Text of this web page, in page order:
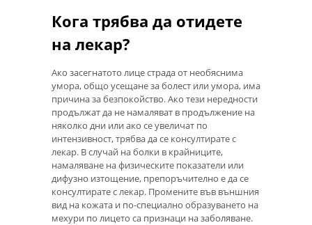
Кога трябва да отидете
на лекар?
Ако засегнатото лице страда от необяснима
умора, общо усещане за болест или умора, има
причина за безпокойство. Ако тези нередности
продължат да не намаляват в продължение на
няколко дни или ако се увеличат по
интензивност, трябва да се консултирате с
лекар. В случай на болки в крайниците,
намаляване на физическите показатели или
дифузно изтощение, препоръчително е да се
консултирате с лекар. Промените във външния
вид на кожата и по-специално образуването на
мехури по лицето са признаци на заболяване.